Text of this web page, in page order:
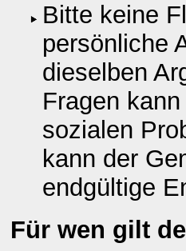
Bitte keine
persönliche
dieselben
Fragen
sozialen
kann der
endgültige
Für wen gilt